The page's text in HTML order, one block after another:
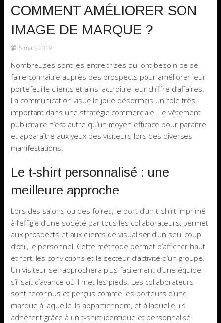
COMMENT AMÉLIORER SON
IMAGE DE MARQUE ?
5 mars 2019
Nombreuses sont les entreprises qui ont besoin de se
faire connaître auprès des prospects pour améliorer leur
portefeuille clients et ainsi accroître leur chiffre d’affaires.
La communication visuelle joue désormais un rôle très
important dans une stratégie commerciale. Le vêtement
publicitaire n’est autre qu’un moyen efficace pour paraître
et apparaître aux yeux des visiteurs lors des diverses
manifestations.
Le t-shirt personnalisé : une
meilleure approche
Lors des salons ou des foires, le port d’un t-shirt imprimé
à l’effigie d’une société par tous les collaborateurs, permet
aux prospects et aux clients de visualiser d’un seul coup
d’œil, le personnel. Cette méthode permet d’afficher haut
et fort, les convictions et le secteur d’activité d’un groupe.
Un visiteur se rapprochera plus facilement d’une équipe,
s’il sait d’avance où il met les pieds. Les collaborateurs
sont reconnus et perçus comme les porteurs d’une
marque à laquelle ils appartiennent, et à laquelle, ils
adhèrent grâce à un t-shirt identique et personnalisé